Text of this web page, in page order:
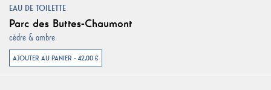
EAU DE TOILETTE
Parc des Buttes-Chaumont
cèdre & ambre
AJOUTER AU PANIER - 42,00 €